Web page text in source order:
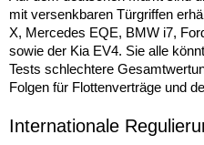
mit versenkbaren Türgriffen
X, Mercedes EQE, BMW i7,
sowie der Kia EV4. Sie alle
Tests schlechtere
Folgen für Flottenverträge und
Internationale